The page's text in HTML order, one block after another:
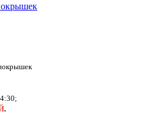
покрышек
.